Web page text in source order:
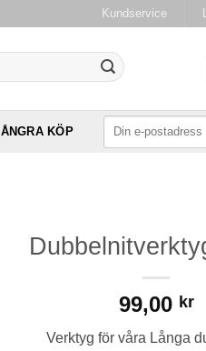
Kundservice
ÅNGRA KÖP
99,00 kr
Verktyg för våra Långa